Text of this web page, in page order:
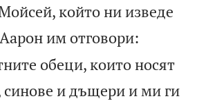
който ни изведе
Аарон им отговори:
обеци, които носят
и дъщери и ми ги